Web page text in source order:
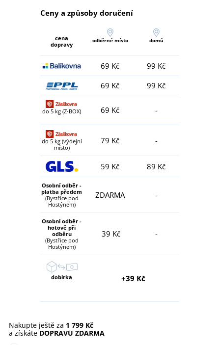
Ceny a způsoby doručení
cena
dopravy
odběrné místo domů
69 Kč
99 Kč
69 Kč
99 Kč
do 5 kg (Z-BOX) 69 Kč -
do 5 kg (výdejní
místo)
79 Kč -
59 Kč 89 Kč
Osobní odběr -
platba předem
(Bystřice pod
Hostýnem)
ZDARMA -
Osobní odběr -
hotově při
odběru
(Bystřice pod
Hostýnem)
39 Kč -
dobírka +39 Kč
Nakupte ještě za 1 799 Kč
a získáte DOPRAVU ZDARMA